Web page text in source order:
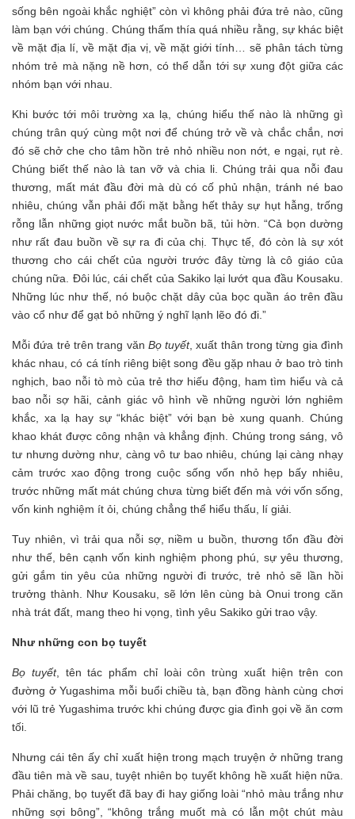
sống bên ngoài khắc nghiệt” còn vì không phải đứa trẻ nào, cũng
làm bạn với chúng. Chúng thấm thía quá nhiều rằng, sự khác biệt
về mặt địa lí, về mặt địa vị, về mặt giới tính… sẽ phân tách từng
nhóm trẻ mà nặng nề hơn, có thể dẫn tới sự xung đột giữa các
nhóm bạn với nhau.
Khi bước tới môi trường xa lạ, chúng hiểu thế nào là những gì
chúng trân quý cùng một nơi để chúng trở về và chắc chắn, nơi
đó sẽ chở che cho tâm hồn trẻ nhỏ nhiều non nớt, e ngại, rụt rè.
Chúng biết thế nào là tan vỡ và chia li. Chúng trải qua nỗi đau
thương, mất mát đầu đời mà dù có cố phủ nhận, tránh né bao
nhiêu, chúng vẫn phải đối mặt bằng hết thảy sự hụt hẫng, trống
rỗng lẫn những giọt nước mắt buồn bã, tủi hờn. “Cả bọn dường
như rất đau buồn về sự ra đi của chị. Thực tế, đó còn là sự xót
thương cho cái chết của người trước đây từng là cô giáo của
chúng nữa. Đôi lúc, cái chết của Sakiko lại lướt qua đầu Kousaku.
Những lúc như thế, nó buộc chặt dây của bọc quần áo trên đầu
vào cổ như để gạt bỏ những ý nghĩ lạnh lẽo đó đi.”
Mỗi đứa trẻ trên trang văn Bọ tuyết, xuất thân trong từng gia đình
khác nhau, có cá tính riêng biệt song đều gặp nhau ở bao trò tinh
nghịch, bao nỗi tò mò của trẻ thơ hiếu động, ham tìm hiểu và cả
bao nỗi sợ hãi, cảnh giác vô hình về những người lớn nghiêm
khắc, xa lạ hay sự “khác biệt” với bạn bè xung quanh. Chúng
khao khát được công nhận và khẳng định. Chúng trong sáng, vô
tư nhưng dường như, càng vô tư bao nhiêu, chúng lại càng nhạy
cảm trước xao động trong cuộc sống vốn nhỏ hẹp bấy nhiêu,
trước những mất mát chúng chưa từng biết đến mà với vốn sống,
vốn kinh nghiệm ít ỏi, chúng chẳng thể hiểu thấu, lí giải.
Tuy nhiên, vì trải qua nỗi sợ, niềm u buồn, thương tổn đầu đời
như thế, bên cạnh vốn kinh nghiệm phong phú, sự yêu thương,
gửi gắm tin yêu của những người đi trước, trẻ nhỏ sẽ lần hồi
trưởng thành. Như Kousaku, sẽ lớn lên cùng bà Onui trong căn
nhà trát đất, mang theo hi vọng, tình yêu Sakiko gửi trao vậy.
Như những con bọ tuyết
Bọ tuyết, tên tác phẩm chỉ loài côn trùng xuất hiện trên con
đường ở Yugashima mỗi buổi chiều tà, bạn đồng hành cùng chơi
với lũ trẻ Yugashima trước khi chúng được gia đình gọi về ăn cơm
tối.
Nhưng cái tên ấy chỉ xuất hiện trong mạch truyện ở những trang
đầu tiên mà về sau, tuyệt nhiên bọ tuyết không hề xuất hiện nữa.
Phải chăng, bọ tuyết đã bay đi hay giống loài “nhỏ màu trắng như
những sợi bông”, “không trắng muốt mà có lẫn một chút màu